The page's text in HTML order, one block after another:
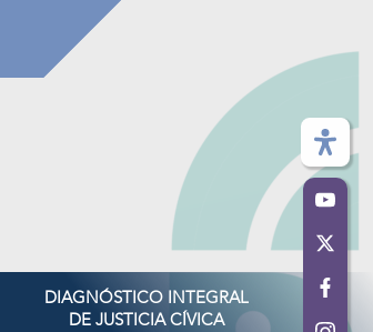
DIAGNÓSTICO INTEGRAL
DE JUSTICIA CÍVICA